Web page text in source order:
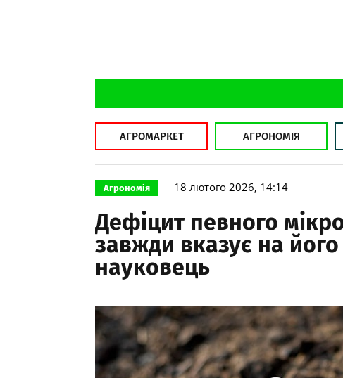
АГРОМАРКЕТ АГРОНОМІЯ
Агрономія 18 лютого 2026, 14:14
Дефіцит певного
завжди вказує на його
науковець